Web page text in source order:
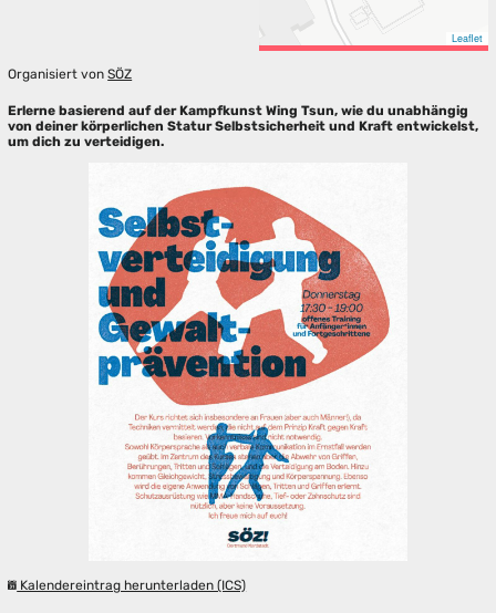
Leaflet
Organisiert vonSÖZ
Erlerne basierend auf der Kampfkunst Wing Tsun, wie du unabhängig
von deiner körperlichen Statur Selbstsicherheit und Kraft entwickelst,
um dich zu verteidigen.
Kalendereintrag herunterladen (ICS)